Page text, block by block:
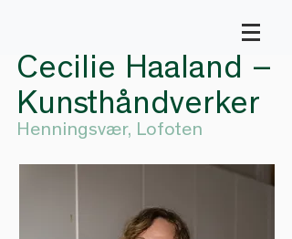
Cecilie Haaland –
Kunsthåndverker
Henningsvær, Lofoten